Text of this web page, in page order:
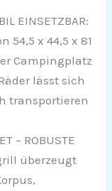
EINSETZBAR:
54,5 x 44,5 x 81
Campingplatz
lässt sich
transportieren
– ROBUSTE
überzeugt